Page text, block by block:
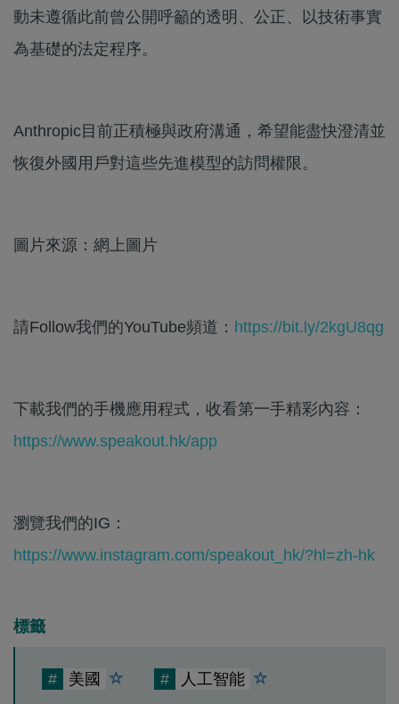
動未遵循此前曾公開呼籲的透明、公正、以技術事實
為基礎的法定程序。
Anthropic目前正積極與政府溝通，希望能盡快澄清並
恢復外國用戶對這些先進模型的訪問權限。
圖片來源：網上圖片
請Follow我們的YouTube頻道： https://bit.ly/2kgU8qg
下載我們的手機應用程式，收看第一手精彩內容：
https://www.speakout.hk/app
瀏覽我們的IG：
https://www.instagram.com/speakout_hk/?hl=zh-hk
標籤
# 美國 # 人工智能